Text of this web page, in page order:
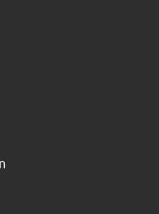
in einem neuen Tab